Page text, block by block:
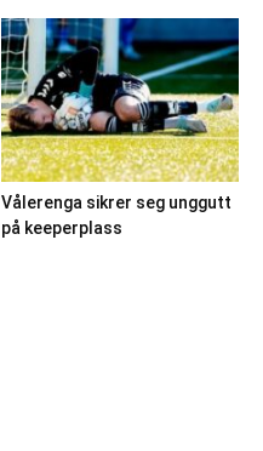
Vålerenga sikrer seg unggutt
på keeperplass